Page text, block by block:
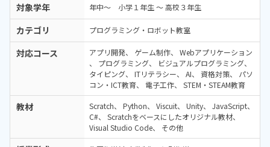
対象学年 年中～ 小学１年生 ～ 高校３年生
カテゴリ プログラミング・ロボット教室
対応コース アプリ開発 ゲーム制作
Webアプリケーション
プログラミング
ビジュアルプログラミング
タイピング
ITリテラシー AI 資格対策
パソ
コン・ICT教育
電子工作 STEM・STEAM教育
教材 Scratch Python Viscuit Unity
JavaScript
C#
Scratchをベースにしたオリジナル教材
Visual Studio Code
その他